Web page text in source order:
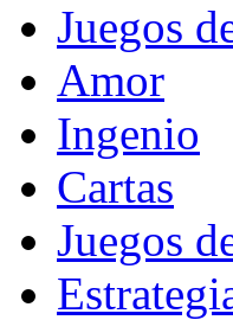
Juegos
Amor
Ingenio
Cartas
Juegos